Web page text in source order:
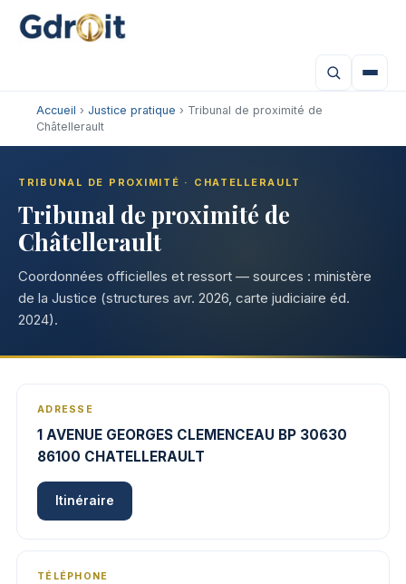
Accueil › Justice pratique › Tribunal de proximité de
Châtellerault
TRIBUNAL DE PROXIMITÉ · CHATELLERAULT
Tribunal de proximité de
Châtellerault
Coordonnées officielles et ressort — sources : ministère
de la Justice (structures avr. 2026, carte judiciaire éd.
2024).
ADRESSE
1 AVENUE GEORGES CLEMENCEAU BP 30630
86100 CHATELLERAULT
Itinéraire
TÉLÉPHONE